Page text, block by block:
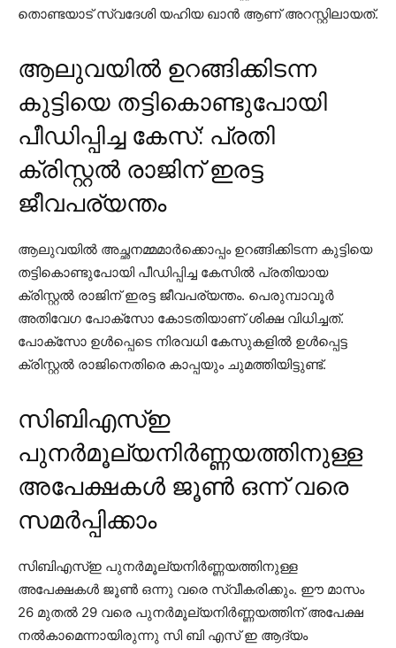
തൊണ്ടയാട് സ്വദേശി യഹിയ ഖാന്‍ ആണ് അറസ്റ്റിലായത്.
ആലുവയില്‍ ഉറങ്ങിക്കിടന്ന
കുട്ടിയെ തട്ടികൊണ്ടുപോയി
പീഡിപ്പിച്ച കേസ്: പ്രതി
ക്രിസ്റ്റല്‍ രാജിന് ഇരട്ട
ജീവപര്യന്തം
ആലുവയില്‍ അച്ഛനമ്മമാര്‍ക്കൊപ്പം ഉറങ്ങിക്കിടന്ന കുട്ടിയെ
തട്ടികൊണ്ടുപോയി പീഡിപ്പിച്ച കേസില്‍ പ്രതിയായ
ക്രിസ്റ്റല്‍ രാജിന് ഇരട്ട ജീവപര്യന്തം. പെരുമ്പാവൂര്‍
അതിവേഗ പോക്സോ കോടതിയാണ് ശിക്ഷ വിധിച്ചത്.
പോക്സോ ഉള്‍പ്പെടെ നിരവധി കേസുകളില്‍ ഉള്‍പ്പെട്ട
ക്രിസ്റ്റല്‍ രാജിനെതിരെ കാപ്പയും ചുമത്തിയിട്ടുണ്ട്.
സിബിഎസ്ഇ
പുനര്‍മൂല്യനിര്‍ണ്ണയത്തിനുള്ള
അപേക്ഷകള്‍ ജൂണ്‍ ഒന്ന് വരെ
സമര്‍പ്പിക്കാം
സിബിഎസ്ഇ പുനര്‍മൂല്യനിര്‍ണ്ണയത്തിനുള്ള
അപേക്ഷകള്‍ ജൂണ്‍ ഒന്നു വരെ സ്വീകരിക്കും. ഈ മാസം
26 മുതല്‍ 29 വരെ പുനര്‍മൂല്യനിര്‍ണ്ണയത്തിന് അപേക്ഷ
നല്‍കാമെന്നായിരുന്നു സി ബി എസ് ഇ ആദ്യം